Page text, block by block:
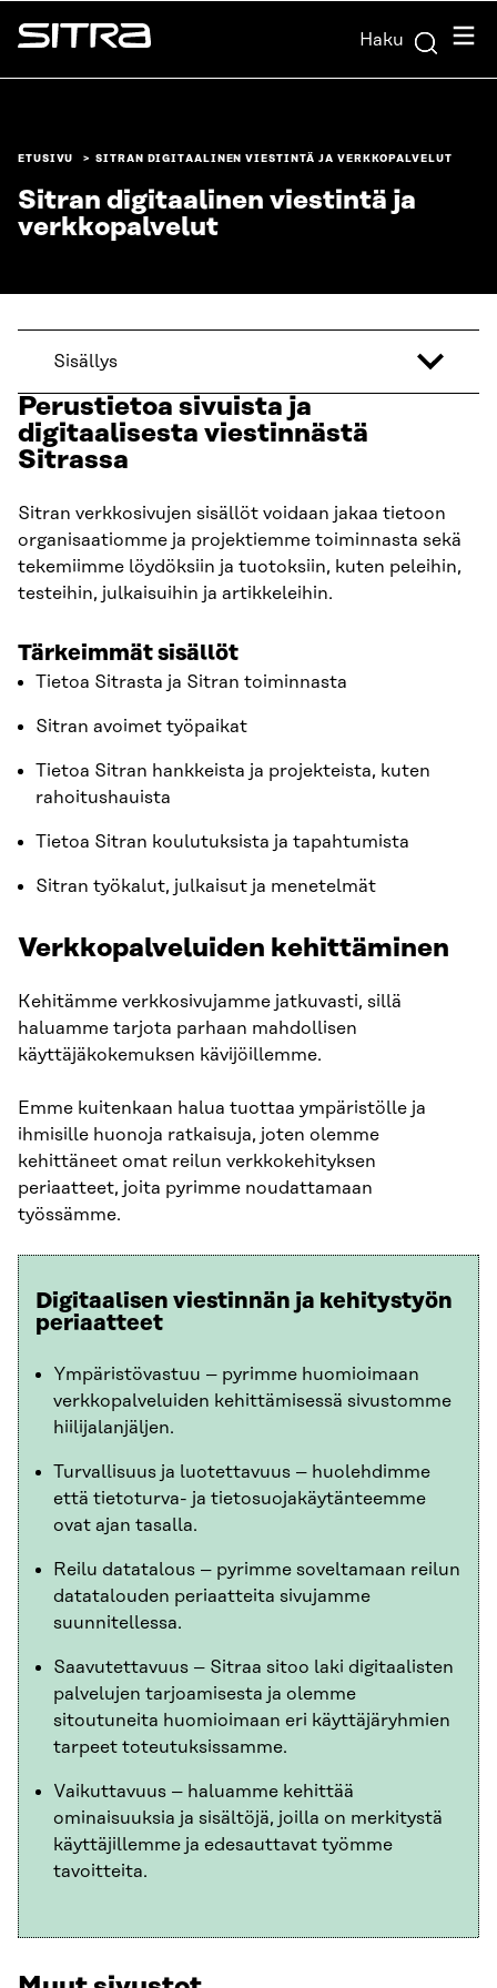
Siirry
suoraan
Sitra Haku
ETUSIVU SITRAN DIGITAALINEN VIESTINTÄ JA VERKKOPALVELUT
Sitran digitaalinen viestintä ja
verkkopalvelut
Sisällys
Perustietoa sivuista ja
digitaalisesta viestinnästä
Sitrassa
Sitran verkkosivujen sisällöt voidaan jakaa tietoon
organisaatiomme ja projektiemme toiminnasta sekä
tekemiimme löydöksiin ja tuotoksiin, kuten peleihin,
testeihin, julkaisuihin ja artikkeleihin.
Tärkeimmät sisällöt
Tietoa Sitrasta ja Sitran toiminnasta
Sitran avoimet työpaikat
Tietoa Sitran hankkeista ja projekteista, kuten
rahoitushauista
Tietoa Sitran koulutuksista ja tapahtumista
Sitran työkalut, julkaisut ja menetelmät
Verkkopalveluiden kehittäminen
Kehitämme verkkosivujamme jatkuvasti, sillä
haluamme tarjota parhaan mahdollisen
käyttäjäkokemuksen kävijöillemme.
Emme kuitenkaan halua tuottaa ympäristölle ja
ihmisille huonoja ratkaisuja, joten olemme
kehittäneet omat reilun verkkokehityksen
periaatteet, joita pyrimme noudattamaan
työssämme.
Digitaalisen viestinnän ja kehitystyön
periaatteet
Ympäristövastuu – pyrimme huomioimaan
verkkopalveluiden kehittämisessä sivustomme
hiilijalanjäljen.
Turvallisuus ja luotettavuus – huolehdimme
että tietoturva- ja tietosuojakäytänteemme
ovat ajan tasalla.
Reilu datatalous – pyrimme soveltamaan reilun
datatalouden periaatteita sivujamme
suunnitellessa.
Saavutettavuus – Sitraa sitoo laki digitaalisten
palvelujen tarjoamisesta ja olemme
sitoutuneita huomioimaan eri käyttäjäryhmien
tarpeet toteutuksissamme.
Vaikuttavuus – haluamme kehittää
ominaisuuksia ja sisältöjä, joilla on merkitystä
käyttäjillemme ja edesauttavat työmme
tavoitteita.